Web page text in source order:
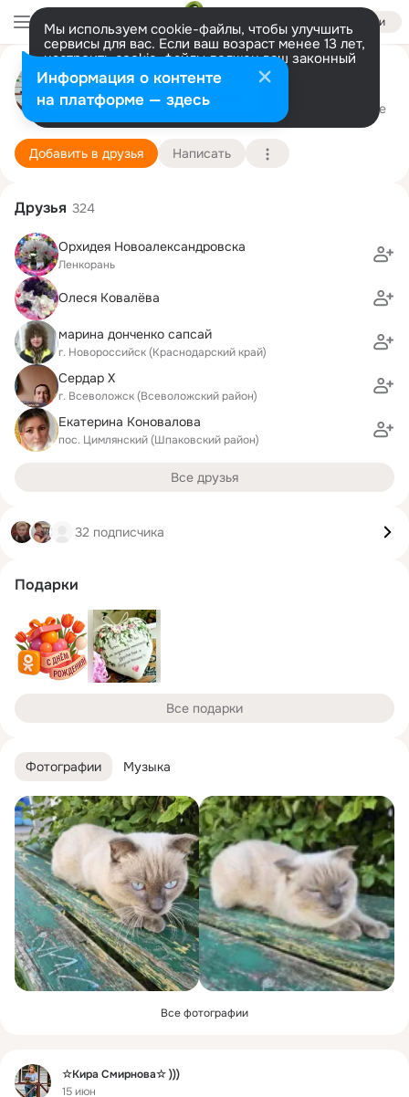
Войти
Мы используем cookie-файлы, чтобы улучшить
сервисы для вас. Если ваш возраст менее 13 лет,
настроить cookie-файлы должен ваш законный
представитель. Больше информации
Разрешить все Настроить
☆Кира Смирнова☆ )))
г. Армавир (Краснодарский край)
8 мая Подробнее
Добавить в друзья Написать
Фотографии Музыка
Все фотографии
Фид
☆Кира Смирнова☆ )))
15 июн
Друзья 324
Орхидея Новоалександровска
Ленкорань
Олеся Ковалёва
марина донченко сапсай
г. Новороссийск (Краснодарский край)
Сердар Х
г. Всеволожск (Всеволожский район)
Екатерина Коновалова
пос. Цимлянский (Шпаковский район)
Все друзья
32 подписчика
Подарки
Все подарки
Информация о контенте
на платформе — здесь